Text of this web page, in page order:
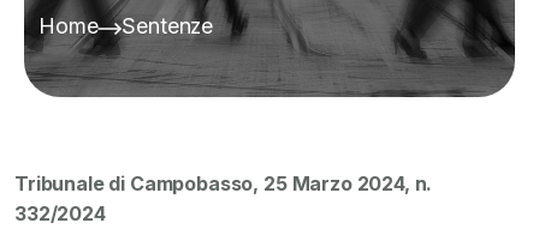
Home Sentenze
Tribunale di Campobasso, 25 Marzo 2024, n.
332/2024